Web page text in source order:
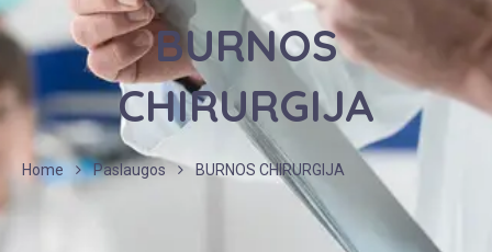
BURNOS
CHIRURGIJA
Home Paslaugos BURNOS CHIRURGIJA